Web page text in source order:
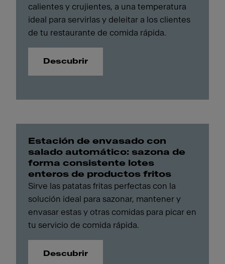
calientes y crujientes, a una temperatura
ideal para servirlas y deleitar a los clientes
de tu restaurante de comida rápida.
Descubrir
Estación de envasado con
salado automático: sazona de
forma consistente lotes
enteros de productos fritos
Sirve las patatas fritas perfectas con la
solución ideal para sazonar, mantener y
envasar estas y otras comidas para picar en
tu servicio de comida rápida.
Descubrir